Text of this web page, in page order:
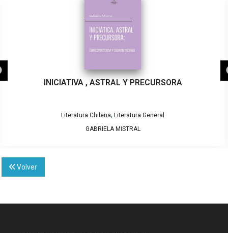
INICIATIVA , ASTRAL Y PRECURSORA
Literatura Chilena, Literatura General
GABRIELA MISTRAL
Volver